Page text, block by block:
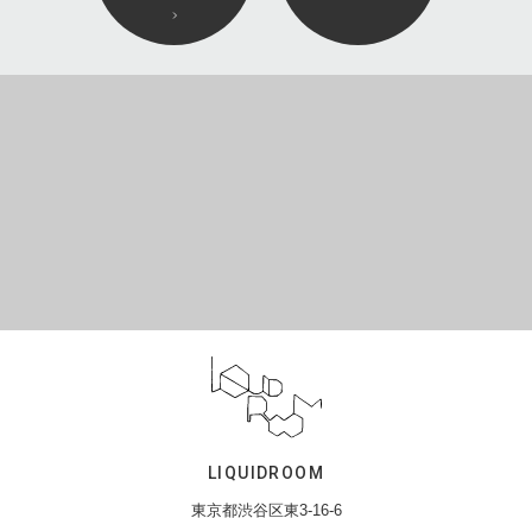
LIQUIDROOM
東京都渋谷区東3-16-6